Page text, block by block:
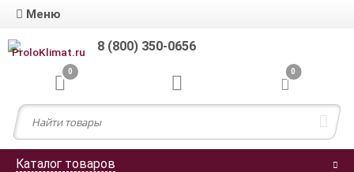
Меню
8 (800) 350-0656
0 0
Каталог товаров